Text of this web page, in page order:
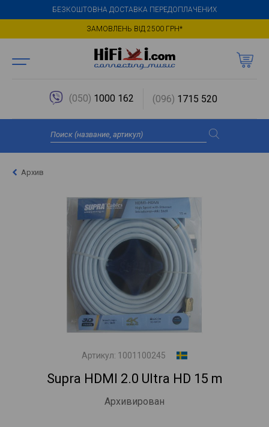
БЕЗКОШТОВНА ДОСТАВКА ПЕРЕДОПЛАЧЕНИХ
ЗАМОВЛЕНЬ ВІД 2500 ГРН*
(050) 1000 162 (096) 1715 520
Архив
Артикул: 1001100245
Supra HDMI 2.0 Ultra HD 15 m
Архивирован